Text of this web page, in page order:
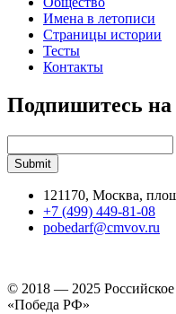
Имена в летописи
Страницы истории
Тесты
Контакты
Подпишитесь на
121170, Москва,
+7 (499) 449-81-08
pobedarf@cmvov.ru
© 2018 — 2025
«Победа РФ»